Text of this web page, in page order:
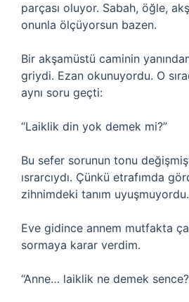
parçası oluyor. Sabah, öğle,
onunla ölçüyorsun bazen.
Bir akşamüstü caminin
griydi. Ezan okunuyordu. O
aynı soru geçti:
“Laiklik din yok demek mi?”
Bu sefer sorunun tonu
ısrarcıydı. Çünkü etrafımda
zihnimdeki tanım uyuşmuyordu.
Eve gidince annem mutfakta
sormaya karar verdim.
“Anne… laiklik ne demek